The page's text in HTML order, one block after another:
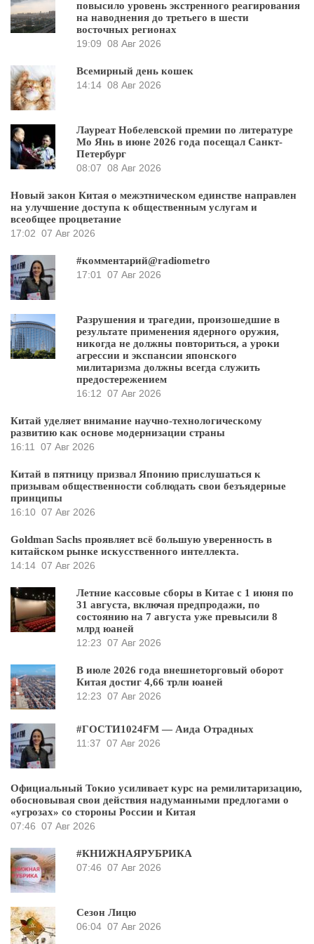
повысило уровень экстренного реагирования
на наводнения до третьего в шести
восточных регионах
19:09 08 Авг 2026
Всемирный день кошек
14:14 08 Авг 2026
Лауреат Нобелевской премии по литературе
Мо Янь в июне 2026 года посещал Санкт-
Петербург
08:07 08 Авг 2026
Новый закон Китая о межэтническом единстве направлен
на улучшение доступа к общественным услугам и
всеобщее процветание
17:02 07 Авг 2026
#комментарий@radiometro
17:01 07 Авг 2026
Разрушения и трагедии, произошедшие в
результате применения ядерного оружия,
никогда не должны повториться, а уроки
агрессии и экспансии японского
милитаризма должны всегда служить
предостережением
16:12 07 Авг 2026
Китай уделяет внимание научно-технологическому
развитию как основе модернизации страны
16:11 07 Авг 2026
Китай в пятницу призвал Японию прислушаться к
призывам общественности соблюдать свои безъядерные
принципы
16:10 07 Авг 2026
Goldman Sachs проявляет всё большую уверенность в
китайском рынке искусственного интеллекта.
14:14 07 Авг 2026
Летние кассовые сборы в Китае с 1 июня по
31 августа, включая предпродажи, по
состоянию на 7 августа уже превысили 8
млрд юаней
12:23 07 Авг 2026
В июле 2026 года внешнеторговый оборот
Китая достиг 4,66 трлн юаней
12:23 07 Авг 2026
#ГОСТИ1024FM — Аида Отрадных
11:37 07 Авг 2026
Официальный Токио усиливает курс на ремилитаризацию,
обосновывая свои действия надуманными предлогами о
«угрозах» со стороны России и Китая
07:46 07 Авг 2026
#КНИЖНАЯРУБРИКА
07:46 07 Авг 2026
Сезон Лицю
06:04 07 Авг 2026